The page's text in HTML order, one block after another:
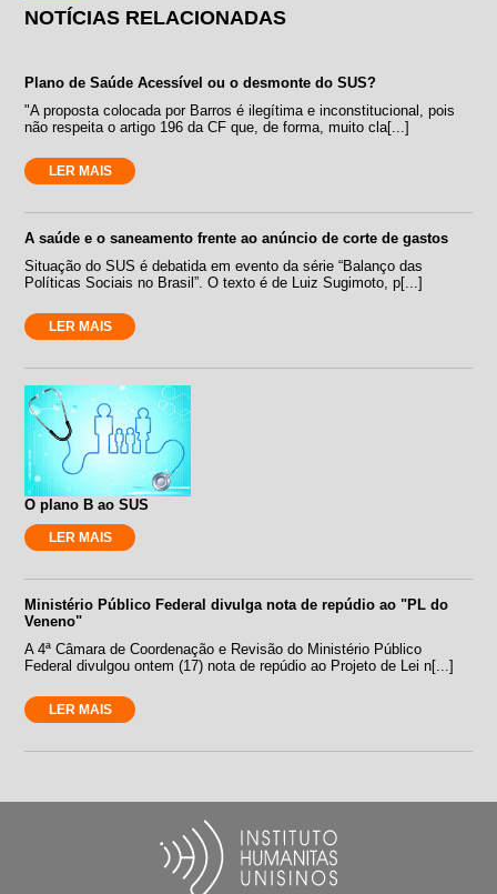
NOTÍCIAS RELACIONADAS
Plano de Saúde Acessível ou o desmonte do SUS?
"A proposta colocada por Barros é ilegítima e inconstitucional, pois
não respeita o artigo 196 da CF que, de forma, muito cla[...]
LER MAIS
A saúde e o saneamento frente ao anúncio de corte de gastos
Situação do SUS é debatida em evento da série “Balanço das
Políticas Sociais no Brasil”. O texto é de Luiz Sugimoto, p[...]
LER MAIS
O plano B ao SUS
LER MAIS
Ministério Público Federal divulga nota de repúdio ao "PL do
Veneno"
A 4ª Câmara de Coordenação e Revisão do Ministério Público
Federal divulgou ontem (17) nota de repúdio ao Projeto de Lei n[...]
LER MAIS